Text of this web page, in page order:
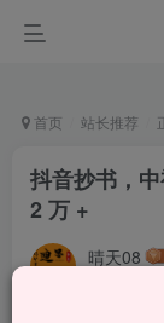
首页 站长推荐
抖音抄书，
2 万 +
晴天08